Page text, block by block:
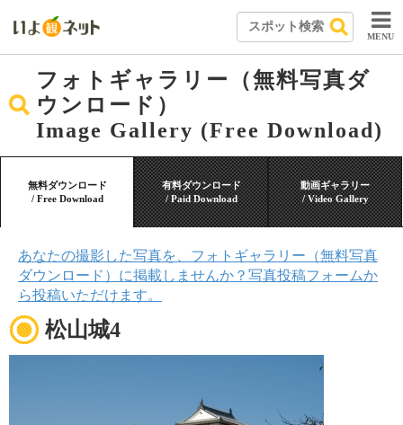
MENU
フォトギャラリー（無料写真ダ
ウンロード）
Image Gallery (Free Download)
無料ダウンロード
/ Free Download
有料ダウンロード
/ Paid Download
動画ギャラリー
/ Video Gallery
あなたの撮影した写真を、フォトギャラリー（無料写真
ダウンロード）に掲載しませんか？写真投稿フォームか
ら投稿いただけます。
松山城4